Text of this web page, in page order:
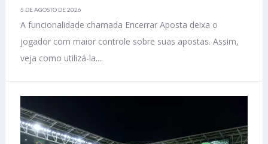
5 DE AGOSTO DE 2026
A funcionalidade chamada Encerrar Aposta deixa o
jogador com maior controle sobre suas apostas. Assim,
veja como utilizá-la....